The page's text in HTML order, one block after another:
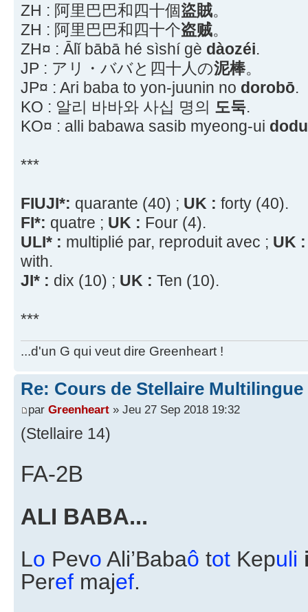
ZH : 阿里巴巴和四十個盜賊。
ZH : 阿里巴巴和四十个盗贼。
ZH¤ : Ālǐ bābā hé sìshí gè dàozéi.
JP : アリ・ババと四十人の泥棒。
JP¤ : Ari baba to yon-juunin no dorobō.
KO : 알리 바바와 사십 명의 도둑.
KO¤ : alli babawa sasib myeong-ui
***
FIUJI*: quarante (40) ; UK : forty (40).
FI*: quatre ; UK : Four (4).
ULI* : multiplié par, reproduit avec ; UK :
with.
JI* : dix (10) ; UK : Ten (10).
***
...d'un G qui veut dire Greenheart !
Re: Cours de Stellaire
par Greenheart » Jeu 27 Sep 2018 19:32
(Stellaire 14)
FA-2B
ALI BABA...
Lo Pevo Ali’Babaô tot Kepuli
Peref majef.